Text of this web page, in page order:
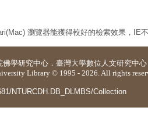
瀏覽器能獲得較好的檢索效果，IE不
佛學研究中心 ． 臺灣大學數位人文研究中心
Library © 1995 - 2026. All rights
NTURCDH.DB_DLMBS/Collection